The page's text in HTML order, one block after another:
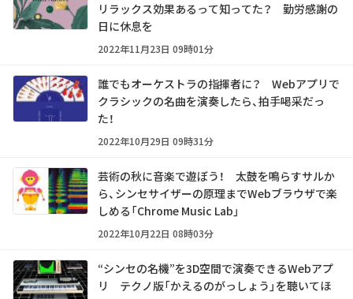
リラックス効果あるって知ってた？ 勤労感謝の
日に休息を
2022年11月23日 09時01分
誰でもオーケストラの指揮者に？ Webアプリで
クラシックの名曲を演奏したら、拍手喝采だっ
た！
2022年10月29日 09時31分
芸術の秋に音楽で遊ぼう！ 太鼓を鳴らすサルか
ら、シンセサイザーの原理までWebブラウザで楽
しめる「Chrome Music Lab」
2022年10月22日 08時03分
“シンセの名機”を3D空間で演奏できるWebアプ
リ テクノ版「かえるのがっしょう」を聴いてほ